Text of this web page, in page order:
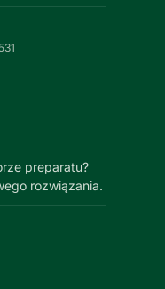
preparatu?
rozwiązania.